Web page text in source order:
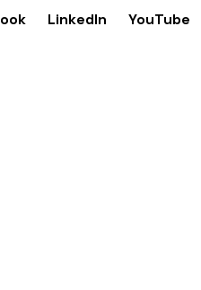
LinkedIn YouTube